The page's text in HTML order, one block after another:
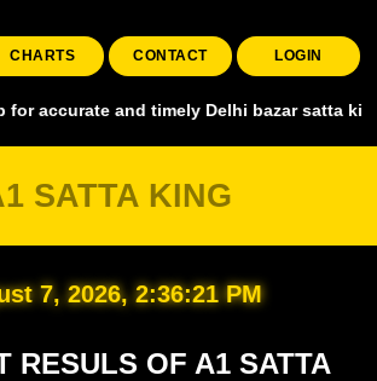
CHARTS CONTACT LOGIN
and timely Delhi bazar satta king,
SATTA KING
7, 2026, 2:36:22 PM
RESULS OF A1 SATTA